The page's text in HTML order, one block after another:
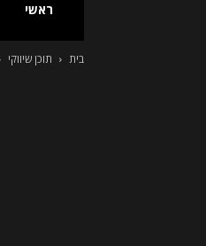
ראשי
בית תוכן שיווקי